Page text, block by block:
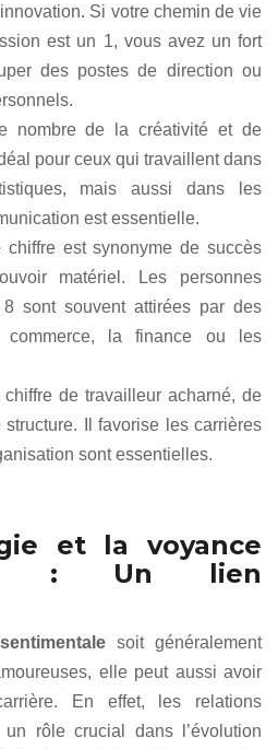
Si votre chemin de vie
est un 1, vous avez un fort
des postes de direction ou
nombre de la créativité et de
pour ceux qui travaillent dans
mais aussi dans les
est essentielle.
est synonyme de succès
matériel. Les personnes
sont souvent attirées par des
commerce, la finance ou les
de travailleur acharné, de
structure. Il favorise les carrières
sont essentielles.
et la voyance
: Un lien
soit généralement
elle peut aussi avoir
En effet, les relations
un rôle crucial dans l’évolution